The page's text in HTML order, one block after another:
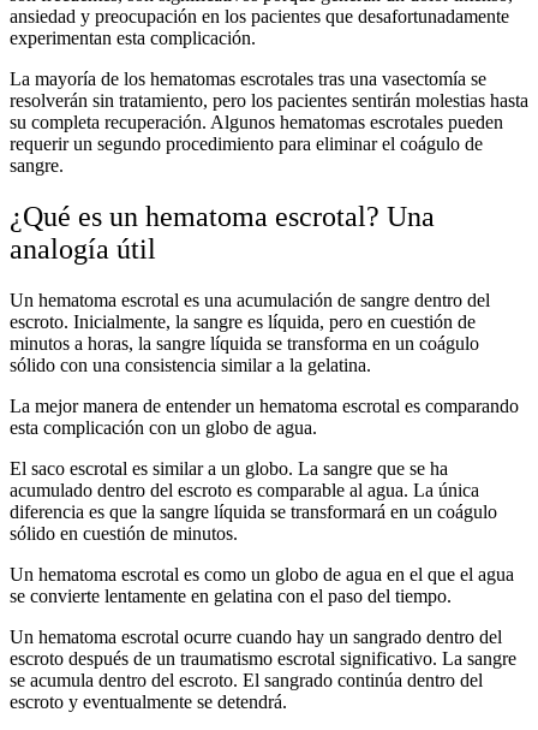
ansiedad y preocupación en los pacientes que desafortunadamente
experimentan esta complicación.
La mayoría de los hematomas escrotales tras una vasectomía se
resolverán sin tratamiento, pero los pacientes sentirán molestias hasta
su completa recuperación. Algunos hematomas escrotales pueden
requerir un segundo procedimiento para eliminar el coágulo de
sangre.
¿Qué es un hematoma escrotal? Una
analogía útil
Un hematoma escrotal es una acumulación de sangre dentro del
escroto. Inicialmente, la sangre es líquida, pero en cuestión de
minutos a horas, la sangre líquida se transforma en un coágulo
sólido con una consistencia similar a la gelatina.
La mejor manera de entender un hematoma escrotal es comparando
esta complicación con un globo de agua.
El saco escrotal es similar a un globo. La sangre que se ha
acumulado dentro del escroto es comparable al agua. La única
diferencia es que la sangre líquida se transformará en un coágulo
sólido en cuestión de minutos.
Un hematoma escrotal es como un globo de agua en el que el agua
se convierte lentamente en gelatina con el paso del tiempo.
Un hematoma escrotal ocurre cuando hay un sangrado dentro del
escroto después de un traumatismo escrotal significativo. La sangre
se acumula dentro del escroto. El sangrado continúa dentro del
escroto y eventualmente se detendrá.